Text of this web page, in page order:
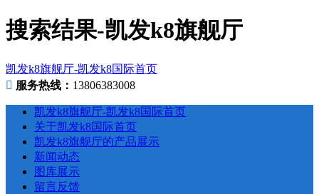
搜索结果-凯发k8旗舰厅
凯发k8旗舰厅-凯发k8国际首页
服务热线： 13806383008
凯发k8旗舰厅-凯发k8国际首页
关于凯发k8国际首页
凯发k8旗舰厅的产品展示
新闻动态
图库展示
留言反馈